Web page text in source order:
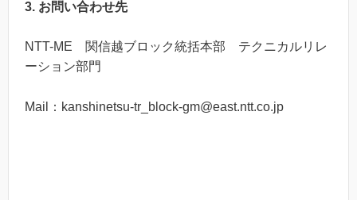
3. お問い合わせ先
NTT-ME 関信越ブロック統括本部 テクニカルリレ
ーション部門
Mail：kanshinetsu-tr_block-gm@east.ntt.co.jp